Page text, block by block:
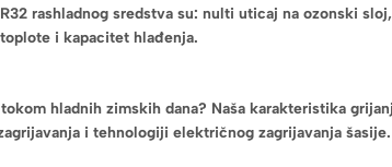
rashladnog sredstva su: nulti uticaj na ozonski
i kapacitet hlađenja.
hladnih zimskih dana? Naša karakteristika
i tehnologiji električnog zagrijavanja